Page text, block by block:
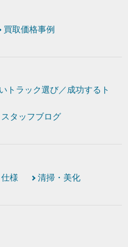
買取価格事例
トラック選び／成功するト
スタッフブログ
様
清掃・美化